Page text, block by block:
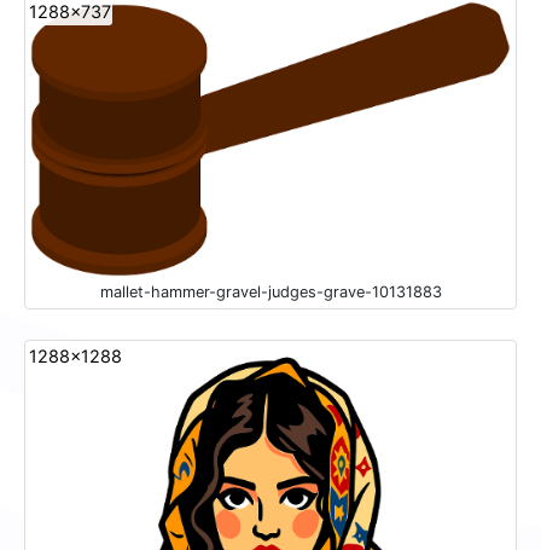
1288x737
mallet-hammer-gravel-judges-grave-10131883
1288x1288